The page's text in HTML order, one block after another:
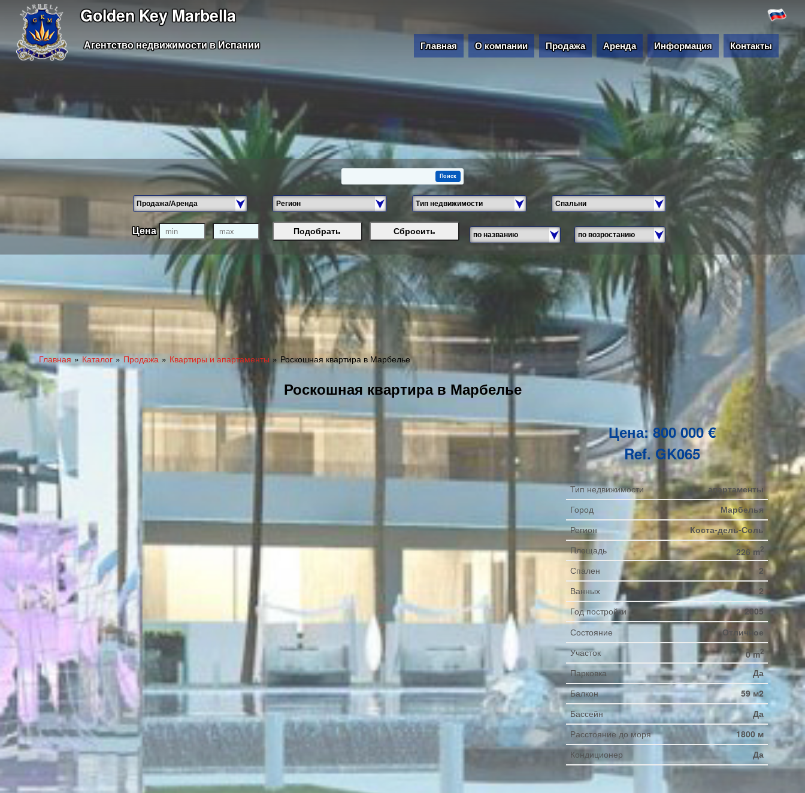
Golden Key Marbella
Главная О компании Продажа Аренда Информация Контакты
Агентство недвижимости в Испании
Цена Подобрать Сбросить
Главная Каталог Продажа Квартиры и апартаменты Роскошная квартира в Марбелье
Роскошная квартира в Марбелье
Цена: 800 000 €
Ref. GK065
Тип недвижимости
апартаменты
Город
Марбелья
Регион
Коста-дель-Соль
Площадь
226 m2
Спален
2
Ванных
2
Год постройки
2005
Состояние
Отличное
Участок
0 m2
Парковка
Да
Балкон
59 м2
Бассейн
Да
Расстояние до моря
1800 м
Кондиционер
Да